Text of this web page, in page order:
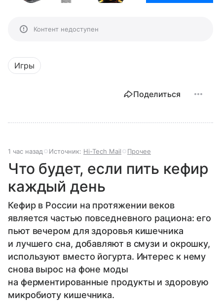
Контент недоступен
Игры
Поделиться
1 час назад Источник: Hi-Tech Mail Прочее
Что будет, если пить кефир
каждый день
Кефир в России на протяжении веков
является частью повседневного рациона: его
пьют вечером для здоровья кишечника
и лучшего сна, добавляют в смузи и окрошку,
используют вместо йогурта. Интерес к нему
снова вырос на фоне моды
на ферментированные продукты и здоровую
микробиоту кишечника.